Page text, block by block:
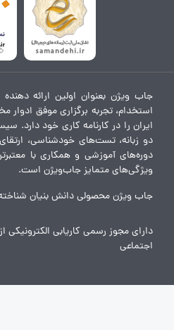
جاب ویژن بعنوان اولین ارائه
استخدام، تجربه برگزاری موفق ادوار
ایران را در کارنامه کاری خود دارد.
دو زبانه، تست‌های خودشناسی،
دوره‌های آموزشی و همکاری با
ویژگی‌های متمایز جاب‌ویژن است.
جاب ویژن محصولی دانش بنیان
دارای مجوز رسمی کاریابی الکترونیکی
اجتماعی